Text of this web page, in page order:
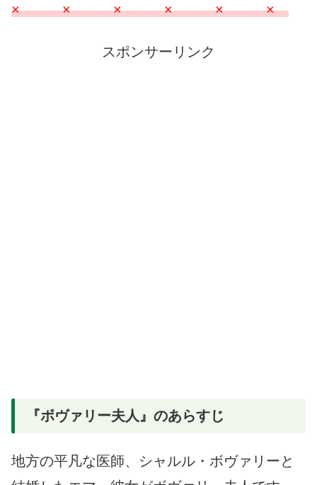
× × × × × ×
スポンサーリンク
『ボヴァリー夫人』のあらすじ
地方の平凡な医師、シャルル・ボヴァリーと